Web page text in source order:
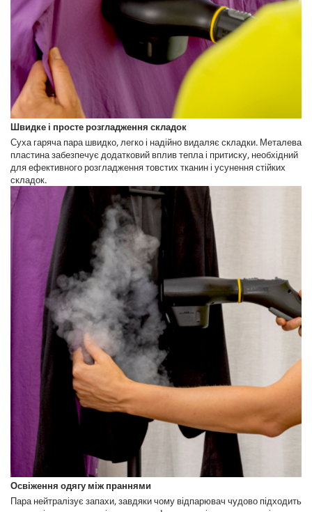
Швидке і просте розгладження складок
Суха гаряча пара швидко, легко і надійно видаляє складки. Металева
пластина забезпечує додатковий вплив тепла і притиску, необхідний
для ефективного розгладження товстих тканин і усунення стійких
складок.
Освіження одягу між праннями
Пара нейтралізує запахи, завдяки чому відпарювач чудово підходить